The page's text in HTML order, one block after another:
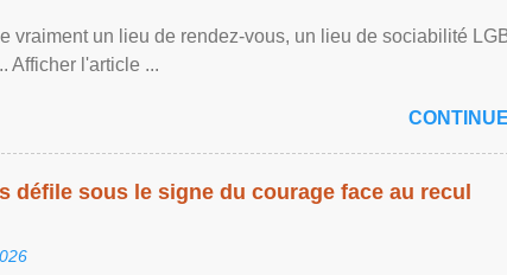
vraiment un lieu de rendez-vous, un lieu de sociabilité
Afficher l'article ...
défile sous le signe du courage face au recul